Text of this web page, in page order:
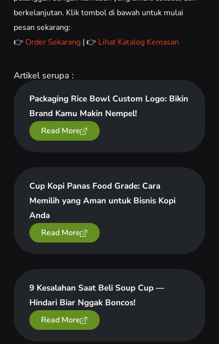
berkelanjutan. Klik tombol di bawah untuk mulai
pesan sekarang:
👉 Order Sekarang| 👉 Lihat Katalog Kemasan
Artikel serupa :
Packaging Rice Bowl Custom Logo: Bikin
Brand Kamu Makin Nempel!
Read More
Cup Kopi Panas Food Grade: Cara
Memilih yang Aman untuk Bisnis Kopi
Anda
Read More
9 Kesalahan Saat Beli Soup Cup —
Hindari Biar Nggak Boncos!
Read More